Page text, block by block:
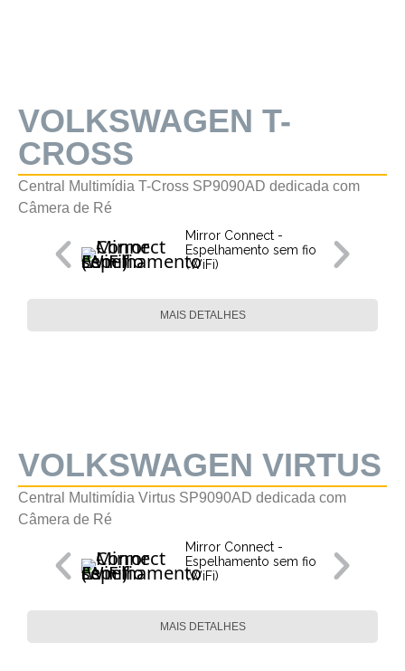
VOLKSWAGEN T-
CROSS
Central Multimídia T-Cross SP9090AD dedicada com
Câmera de Ré
Mirror Connect -
Espelhamento sem fio
(WiFi)
MAIS DETALHES
VOLKSWAGEN VIRTUS
Central Multimídia Virtus SP9090AD dedicada com
Câmera de Ré
Mirror Connect -
Espelhamento sem fio
(WiFi)
MAIS DETALHES